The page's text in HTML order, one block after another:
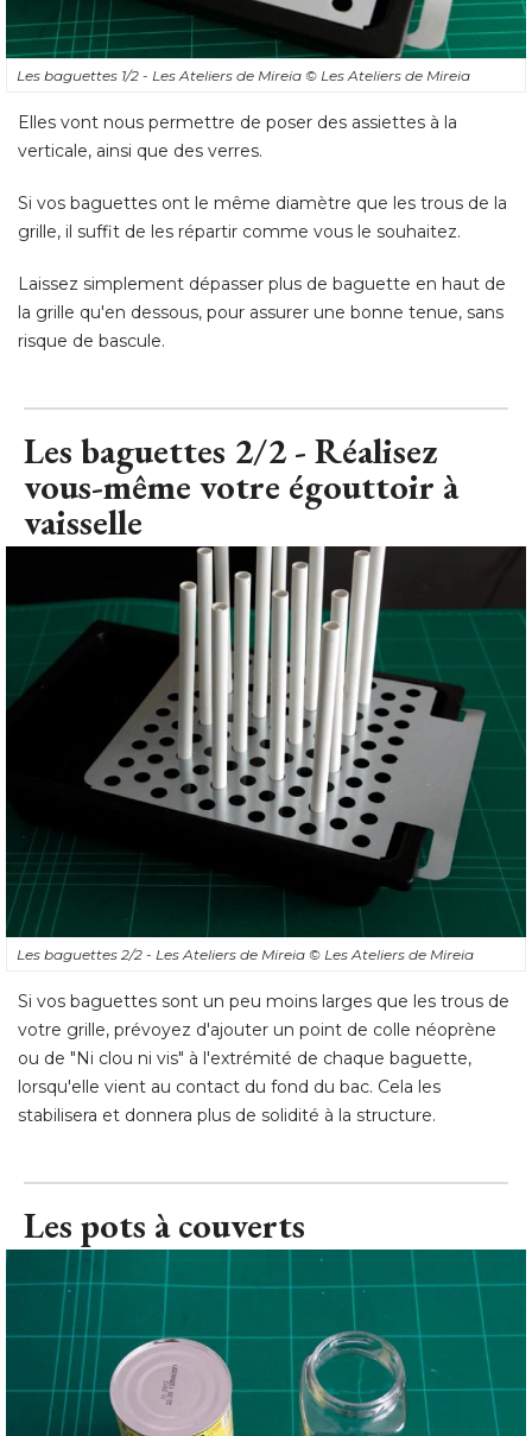
Les baguettes 1/2 - Les Ateliers de Mireia © Les Ateliers de Mireia
Elles vont nous permettre de poser des assiettes à la
verticale, ainsi que des verres.
Si vos baguettes ont le même diamètre que les trous de la
grille, il suffit de les répartir comme vous le souhaitez.
Laissez simplement dépasser plus de baguette en haut de
la grille qu'en dessous, pour assurer une bonne tenue, sans
risque de bascule.
Les baguettes 2/2 - Réalisez
vous-même votre égouttoir à
vaisselle
Les baguettes 2/2 - Les Ateliers de Mireia © Les Ateliers de Mireia
Si vos baguettes sont un peu moins larges que les trous de
votre grille, prévoyez d'ajouter un point de colle néoprène
ou de "Ni clou ni vis" à l'extrémité de chaque baguette,
lorsqu'elle vient au contact du fond du bac. Cela les
stabilisera et donnera plus de solidité à la structure.
Les pots à couverts